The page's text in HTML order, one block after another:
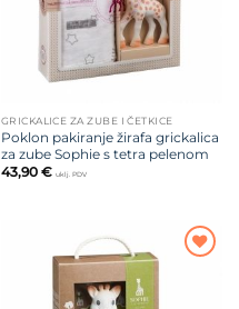
GRICKALICE ZA ZUBE I ČETKICE
Poklon pakiranje žirafa grickalica
za zube Sophie s tetra pelenom
43,90 € uklj. PDV